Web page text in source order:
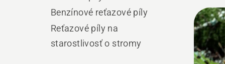
Benzínové reťazové píly
Reťazové píly na
starostlivosť o stromy